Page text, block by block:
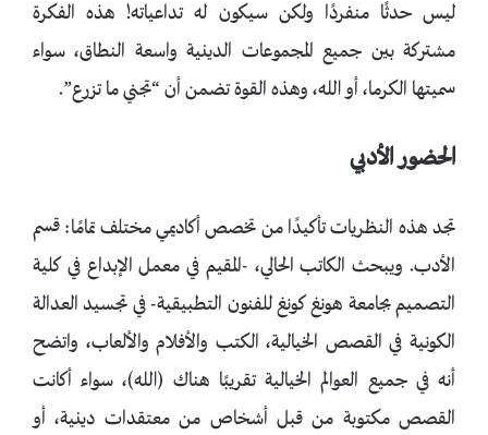
ليس حدثًا منفردًا ولكن سيكون له تداعياته! هذه الفكرة
مشتركة بين جميع المجموعات الدينية واسعة النطاق، سواء
سميتها الكرما، أو الله، وهذه القوة تضمن أن “تجني ما تزرع”.
الحضور الأدبي
تجد هذه النظريات تأكيدًا من تخصص أكاديمي مختلف تمامًا: قسم
الأدب. ويبحث الكاتب الحالي، -المقيم في معمل الإبداع في كلية
التصميم بجامعة هونغ كونغ للفنون التطبيقية- في تجسيد العدالة
الكونية في القصص الخيالية، الكتب والأفلام والألعاب، واتضح
أنه في جميع العوالم الخيالية تقريبًا هناك (الله)، سواء أكانت
القصص مكتوبة من قبل أشخاص من معتقدات دينية، أو